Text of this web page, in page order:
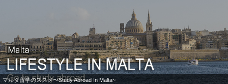
マルタ留学のススメ〜Study Abroad In Malta~